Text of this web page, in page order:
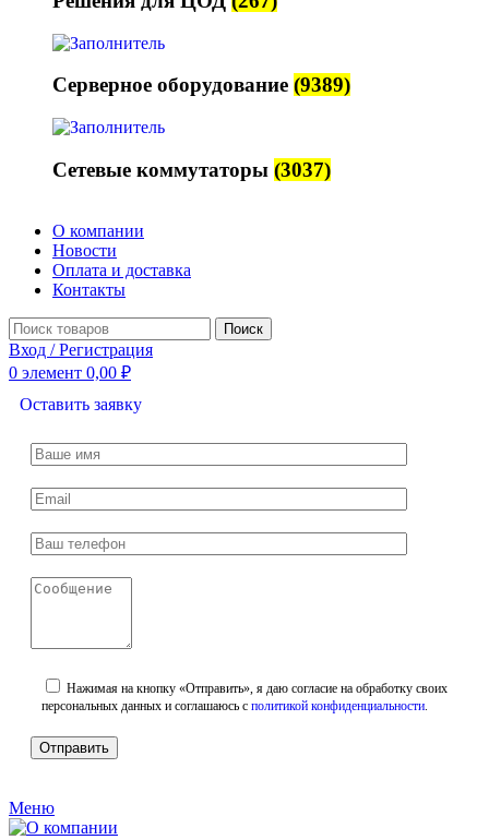
Серверное оборудование (9389)
Сетевые коммутаторы (3037)
О компании
Новости
Оплата и доставка
Контакты
Поиск
Вход / Регистрация
0 элемент 0,00 ₽
Оставить заявку
Нажимая на кнопку «Отправить», я даю согласие на обработку своих
персональных данных и соглашаюсь с политикой конфиденциальности.
Меню